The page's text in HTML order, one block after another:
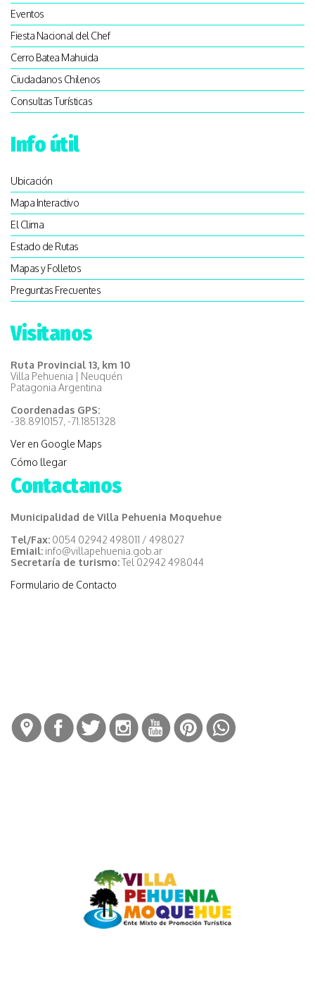
Eventos
Fiesta Nacional del Chef
Cerro Batea Mahuida
Ciudadanos Chilenos
Consultas Turísticas
Info útil
Ubicación
Mapa Interactivo
El Clima
Estado de Rutas
Mapas y Folletos
Preguntas Frecuentes
Visitanos
Ruta Provincial 13, km 10
Villa Pehuenia | Neuquén
Patagonia Argentina
Coordenadas GPS:
-38.8910157, -71.1851328
Ver en Google Maps
Cómo llegar
Contactanos
Municipalidad de Villa Pehuenia Moquehue
Tel/Fax: 0054 02942 498011 / 498027
Emiail: info@villapehuenia.gob.ar
Secretaría de turismo:Tel 02942 498044
Formulario de Contacto